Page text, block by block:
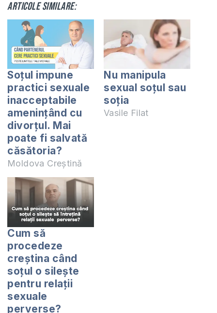
Articole similare:
Soțul impune
practici sexuale
inacceptabile
amenințând cu
divorțul. Mai
poate fi salvată
căsătoria?
Moldova Creștină
Nu manipula
sexual soțul sau
soția
Vasile Filat
Cum să
procedeze
creștina când
soțul o silește
pentru relații
sexuale
perverse?